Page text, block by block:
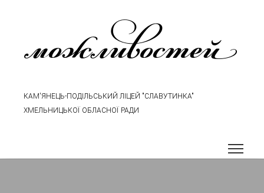
можливостей
КАМ'ЯНЕЦЬ-ПОДІЛЬСЬКИЙ ЛІЦЕЙ "СЛАВУТИНКА"
ХМЕЛЬНИЦЬКОЇ ОБЛАСНОЇ РАДИ